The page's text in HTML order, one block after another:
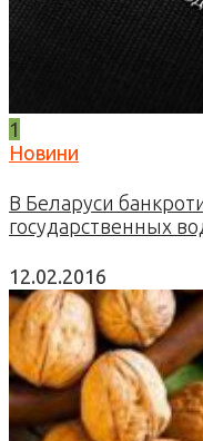
1
Новини
В Беларуси
государственных
12.02.2016